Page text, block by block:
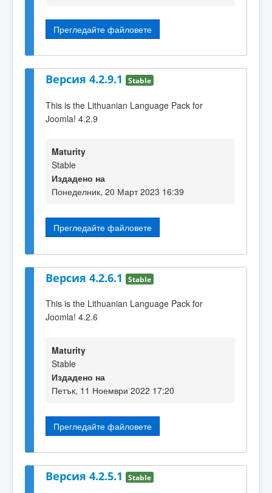
Прегледайте файловете
Версия 4.2.9.1 Stable
This is the Lithuanian Language Pack for
Joomla! 4.2.9
Maturity
Stable
Издадено на
Понеделник, 20 Март 2023 16:39
Прегледайте файловете
Версия 4.2.6.1 Stable
This is the Lithuanian Language Pack for
Joomla! 4.2.6
Maturity
Stable
Издадено на
Петък, 11 Ноември 2022 17:20
Прегледайте файловете
Версия 4.2.5.1 Stable